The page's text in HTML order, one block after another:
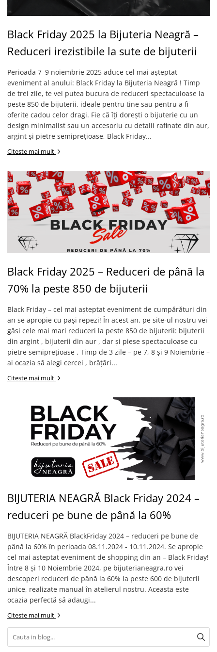
Coliere Transparente cu Stea
Coliere Transparente cu Soare
Coliere Transparente cu Semilună
Coliere Transparente cu Zodii
Coliere Transparente cu Perle
Coliere Transparente cu Initiale
Coliere Transparente cu Flori
Coliere Transparente cu Animale
Coliere Transparente cu Molecule
Coliere Transparente cu Pietre
Naturale
Coliere Transparente Diverse
LĂNȚIȘOARE ARGINT
Lănțișoare cu Inimioare
Lănțișoare cu Cruce
Lănțișoare cu Stea
Lănțișoare cu Soare
Lănțișoare cu Semilună
Lănțișoare cu Zodii
Lănțișoare cu Animale
Lănțișoare cu Pietre Naturale
Lănțișoare Argint Diverse
COLIERE CU PERLE
Coliere cu Perle Naturale
Coliere cu Perle Preciosa
COLIERE ȘNUR REGLABIL
Coliere cu Inimioare
Coliere cu Cruce
Coliere cu Stea
Coliere cu Zodii
Coliere cu Flori
Coliere cu Animale
Coliere Diverse
BRĂȚĂRI
BRĂȚĂRI CU ȘNUR REGLABIL
Brățări din Aur cu șnur reglabil
Brățări din Argint cu șnur reglabil
BRĂȚĂRI CU PIETRE SEMIPREȚIOASE
Brățări din Aur cu pietre
semiprețioase
Brățări din Argint cu pietre
semiprețioase
Brățări elastice cu pietre
semiprețioase
Brățări de picior din Argint
COLIERE
Brățări din Argint cu pietre
semiprețioase
semiprețioase
LĂNȚIȘOARE ARGINT
Black Friday 2025 la Bijuteria Neagră –
Reduceri irezistibile la sute de bijuterii
Perioada 7–9 noiembrie 2025 aduce cel mai așteptat
eveniment al anului: Black Friday la Bijuteria Neagră ! Timp
de trei zile, te vei putea bucura de reduceri spectaculoase la
peste 850 de bijuterii, ideale pentru tine sau pentru a fi
oferite cadou celor dragi. Fie că îți dorești o bijuterie cu un
design minimalist sau un accesoriu cu detalii rafinate din aur,
argint și pietre semiprețioase, Black Friday...
Citeste mai mult
Black Friday 2025 – Reduceri de până la
70% la peste 850 de bijuterii
Black Friday – cel mai așteptat eveniment de cumpărături din
an se apropie cu pași repezi! În acest an, pe site-ul nostru vei
găsi cele mai mari reduceri la peste 850 de bijuterii: bijuterii
din argint , bijuterii din aur , dar și piese spectaculoase cu
pietre semiprețioase . Timp de 3 zile – pe 7, 8 și 9 Noiembrie –
ai ocazia să alegi cercei , brățări...
Citeste mai mult
BIJUTERIA NEAGRĂ Black Friday 2024 –
reduceri pe bune de până la 60%
BIJUTERIA NEAGRĂ BlackFriday 2024 – reduceri pe bune de
până la 60% în perioada 08.11.2024 - 10.11.2024. Se apropie
cel mai așteptat eveniment de shopping din an – Black Friday!
Între 8 și 10 Noiembrie 2024, pe bijuterianeagra.ro vei
descoperi reduceri de până la 60% la peste 600 de bijuterii
unice, realizate manual în atelierul nostru. Aceasta este
ocazia perfectă să adaugi...
Citeste mai mult